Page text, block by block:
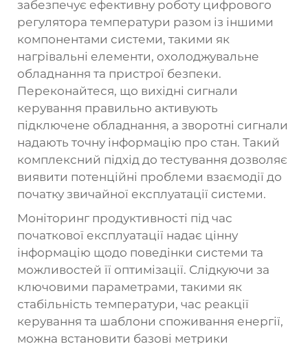
забезпечує ефективну роботу цифрового
регулятора температури разом із іншими
компонентами системи, такими як
нагрівальні елементи, охолоджувальне
обладнання та пристрої безпеки.
Переконайтеся, що вихідні сигнали
керування правильно активують
підключене обладнання, а зворотні сигнали
надають точну інформацію про стан. Такий
комплексний підхід до тестування дозволяє
виявити потенційні проблеми взаємодії до
початку звичайної експлуатації системи.
Моніторинг продуктивності під час
початкової експлуатації надає цінну
інформацію щодо поведінки системи та
можливостей її оптимізації. Слідкуючи за
ключовими параметрами, такими як
стабільність температури, час реакції
керування та шаблони споживання енергії,
можна встановити базові метрики